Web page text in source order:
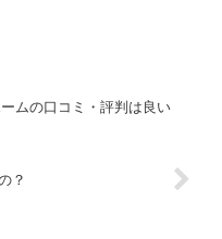
ムの口コミ・評判は良い
？